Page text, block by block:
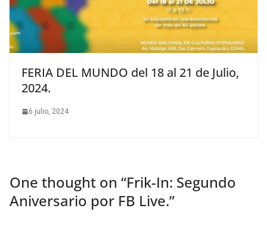
FERIA DEL MUNDO del 18 al 21 de Julio,
2024.
6 julio, 2024
One thought on “Frik-In: Segundo
Aniversario por FB Live.”